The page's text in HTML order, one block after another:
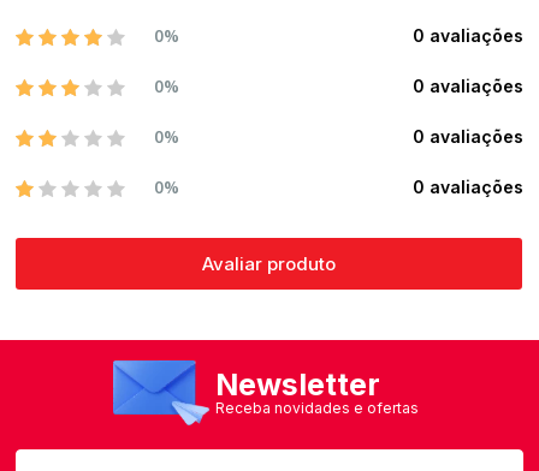
0% 0 avaliações
0% 0 avaliações
0% 0 avaliações
0% 0 avaliações
Avaliar produto
Newsletter
Receba novidades e ofertas